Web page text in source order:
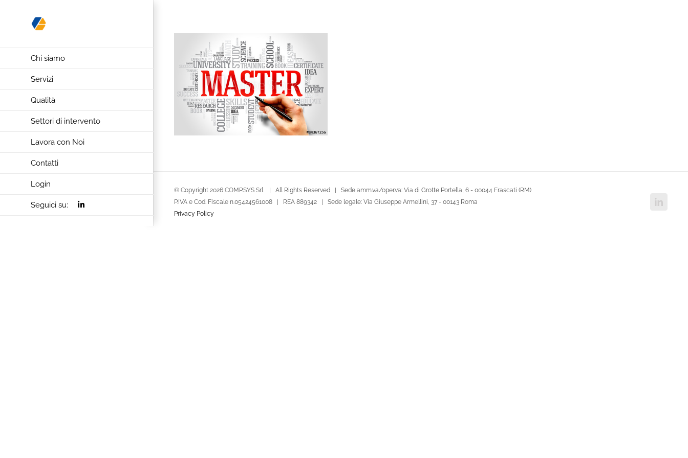
Chi siamo
Servizi
Qualità
Settori di intervento
Lavora con Noi
Contatti
Login
Seguici su:
© Copyright 2026 COMP.SYS Srl | All Rights Reserved | Sede amm.va/oper.va: Via di Grotte Portella, 6 - 00044 Frascati (RM)
P.IVA e Cod. Fiscale n.05424561008 | REA 889342 | Sede legale: Via Giuseppe Armellini, 37 - 00143 Roma
Privacy Policy